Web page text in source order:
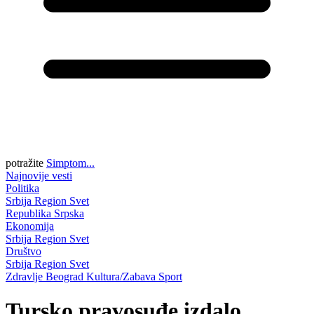
potražite Simptom...
Najnovije vesti
Politika
Srbija Region Svet
Republika Srpska
Ekonomija
Srbija Region Svet
Društvo
Srbija Region Svet
Zdravlje Beograd Kultura/Zabava Sport